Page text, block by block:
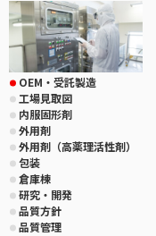
OEM・受託製造
工場見取図
内服固形剤
外用剤
外用剤（高薬理活性剤）
包装
倉庫棟
研究・開発
品質方針
品質管理